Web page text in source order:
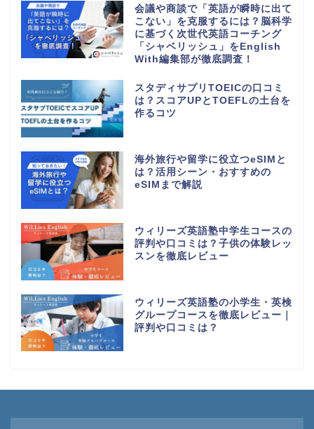
会議や商談で「英語が瞬時に出て
こない」を克服するには？脳科学
に基づく次世代英語コーチング
「シャベリッシュ」をEnglish
With編集部が徹底調査！
スタディサプリTOEICの口コミ
は？スコアUPとTOEFLの土台を
作るコツ
海外旅行や留学に役立つeSIMと
は？活用シーン・おすすめの
eSIMまで解説
ウィリーズ英語塾中学生コースの
評判や口コミは？子供の体験レッ
スンを徹底レビュー
ウィリーズ英語塾の小学生・英検
グループコースを徹底レビュー｜
評判や口コミは？